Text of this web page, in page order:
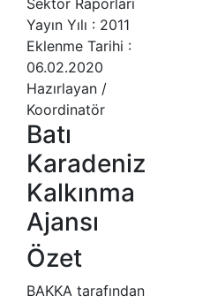
Sektör Raporları
Yayın Yılı : 2011
Eklenme Tarihi :
06.02.2020
Hazırlayan /
Koordinatör
Batı
Karadeniz
Kalkınma
Ajansı
Özet
BAKKA tarafından